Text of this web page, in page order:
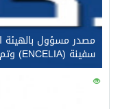
مصدر مسؤول بالهيئة
سفينة (ENCELIA) وتم اتخاذ الإجراءات اللازمة لتأمينها
97